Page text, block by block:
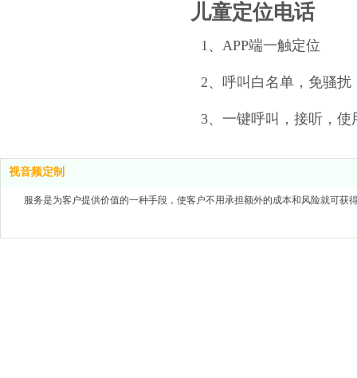
儿童定位电话
1、APP端一触定位
2、呼叫白名单，免骚扰
3、一键呼叫，接听，使
视音频定制
服务是为客户提供价值的一种手段，使客户不用承担额外的成本和风险就可获